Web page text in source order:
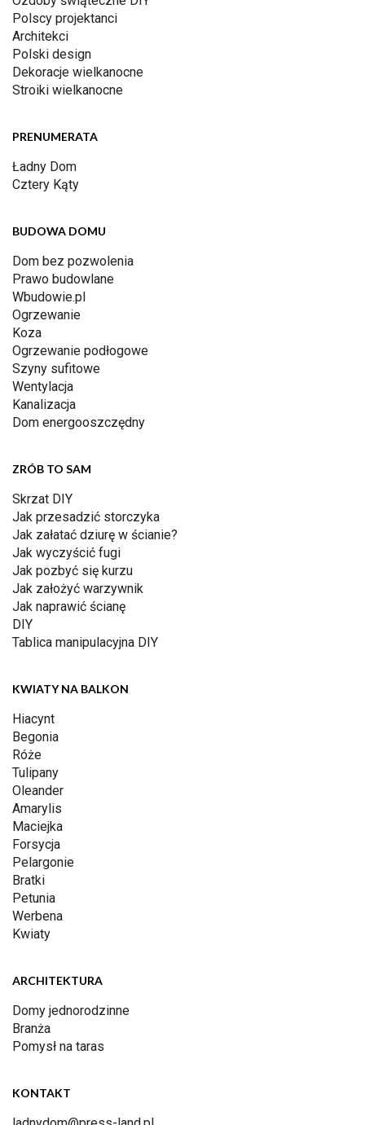
Polscy projektanci
Architekci
Polski design
Dekoracje wielkanocne
Stroiki wielkanocne
PRENUMERATA
Ładny Dom
Cztery Kąty
BUDOWA DOMU
Dom bez pozwolenia
Prawo budowlane
Wbudowie.pl
Ogrzewanie
Koza
Ogrzewanie podłogowe
Szyny sufitowe
Wentylacja
Kanalizacja
Dom energooszczędny
ZRÓB TO SAM
Skrzat DIY
Jak przesadzić storczyka
Jak załatać dziurę w ścianie?
Jak wyczyścić fugi
Jak pozbyć się kurzu
Jak założyć warzywnik
Jak naprawić ścianę
DIY
Tablica manipulacyjna DIY
KWIATY NA BALKON
Hiacynt
Begonia
Róże
Tulipany
Oleander
Amarylis
Maciejka
Forsycja
Pelargonie
Bratki
Petunia
Werbena
Kwiaty
ARCHITEKTURA
Domy jednorodzinne
Branża
Pomysł na taras
KONTAKT